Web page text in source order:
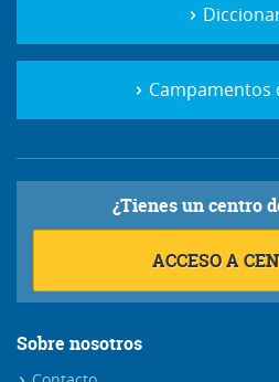
Campamentos
¿Tienes un centro
ACCESO A
Sobre nosotros